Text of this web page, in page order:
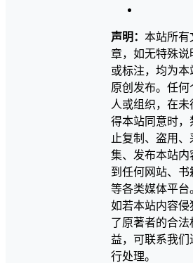
声明： 本站所有
章，如无特殊说
或标注，均为本
原创发布。任何
人或组织，在未
得本站同意时，
止复制、盗用、
集、发布本站内
到任何网站、书
等各类媒体平台
如若本站内容侵
了原著者的合法
益，可联系我们
行处理。